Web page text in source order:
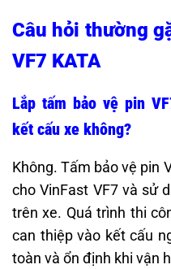
Câu hỏi thường
VF7 KATA
Lắp tấm bảo vệ pin
kết cấu xe không?
Không. Tấm bảo vệ pin
cho VinFast VF7 và sử
trên xe. Quá trình thi
can thiệp vào kết cấu
toàn và ổn định khi vận